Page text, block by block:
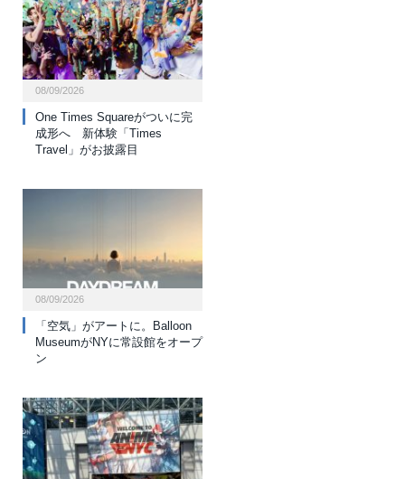
08/09/2026
One Times Squareがついに完
成形へ 新体験「Times
Travel」がお披露目
08/09/2026
「空気」がアートに。Balloon
MuseumがNYに常設館をオープ
ン